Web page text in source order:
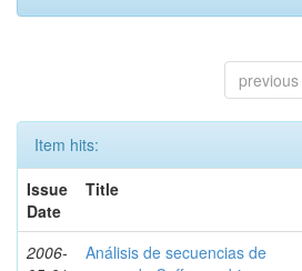
previous
Item hits:
Issue
Date
Title
2006-
Análisis de secuencias de